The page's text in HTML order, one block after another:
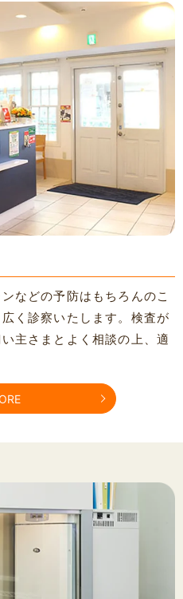
などの予防はもちろんのこ
く診察いたします。検査が
主さまとよく相談の上、適